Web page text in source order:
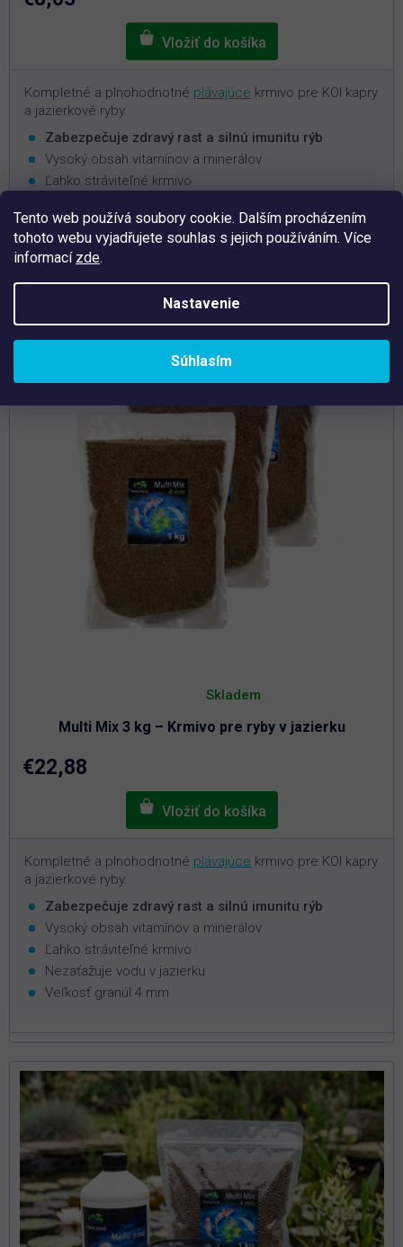
Tento web používá soubory cookie. Dalším procházením
tohoto webu vyjadřujete souhlas s jejich používáním. Více
informací zde.
Nastavenie
Súhlasím
Kompletné a plnohodnotné plávajúce krmivo pre KOI kapry
a jazierkové ryby.
Zabezpečuje zdravý rast a silnú imunitu rýb
Vysoký obsah vitamínov a minerálov
Ľahko stráviteľné krmivo
Veľkosť granúl 4 mm
Multi Mix 3 kg – Krmivo pre ryby v jazierku
hodnotenie
je
4,3
Skladem
€22,88
Kompletné a plnohodnotné plávajúce krmivo pre KOI kapry
a jazierkové ryby.
Zabezpečuje zdravý rast a silnú imunitu rýb
Vysoký obsah vitamínov a minerálov
Ľahko stráviteľné krmivo
Nezaťažuje vodu v jazierku
Veľkosť granúl 4 mm